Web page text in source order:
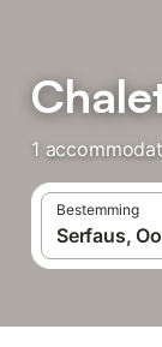
1
Bestemming